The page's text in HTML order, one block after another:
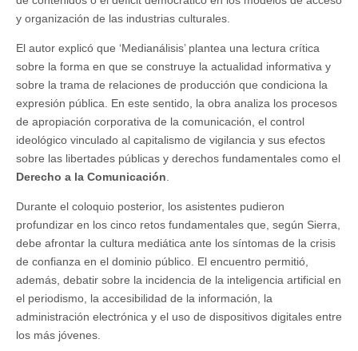
y organización de las industrias culturales.
El autor explicó que ‘Medianálisis’ plantea una lectura crítica
sobre la forma en que se construye la actualidad informativa y
sobre la trama de relaciones de producción que condiciona la
expresión pública. En este sentido, la obra analiza los procesos
de apropiación corporativa de la comunicación, el control
ideológico vinculado al capitalismo de vigilancia y sus efectos
sobre las libertades públicas y derechos fundamentales como el
Derecho a la Comunicación
Durante el coloquio posterior, los asistentes pudieron
profundizar en los cinco retos fundamentales que, según Sierra,
debe afrontar la cultura mediática ante los síntomas de la crisis
de confianza en el dominio público. El encuentro permitió,
además, debatir sobre la incidencia de la inteligencia artificial en
el periodismo, la accesibilidad de la información, la
administración electrónica y el uso de dispositivos digitales entre
los más jóvenes.